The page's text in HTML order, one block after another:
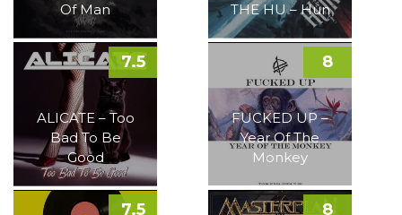
Of Man
THE HU – Hun
ALICATE – Too
Bad To Be
Good
7.5
FUCKED UP –
Year Of The
Monkey
8
7.5 8